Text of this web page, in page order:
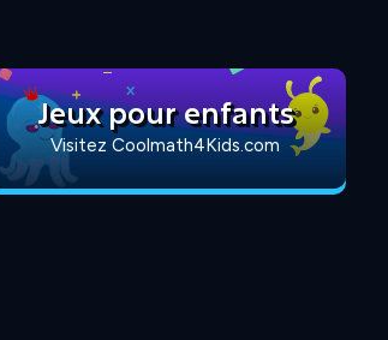
Jeux pour enfants
Visitez Coolmath4Kids.com